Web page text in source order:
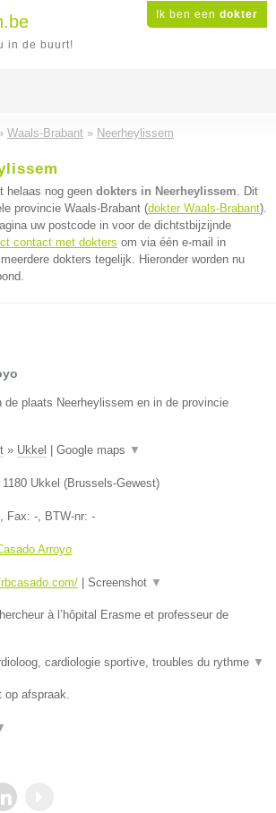
Ik ben een dokter
in de buurt!
Waals-Brabant » Neerheylissem
helaas nog geen dokters in Neerheylissem. Dit
provincie Waals-Brabant (dokter Waals-Brabant).
uw postcode in voor de dichtstbijzijnde
contact met dokters om via één e-mail in
dokters tegelijk. Hieronder worden nu
de plaats Neerheylissem en in de provincie
» Ukkel Google maps ▼
1180 Ukkel (Brussels-Gewest)
, Fax: -, BTW-nr: -
Arroyo
Screenshot ▼
à l’hôpital Erasme et professeur de
cardiologie sportive, troubles du rythme ▼
op afspraak.